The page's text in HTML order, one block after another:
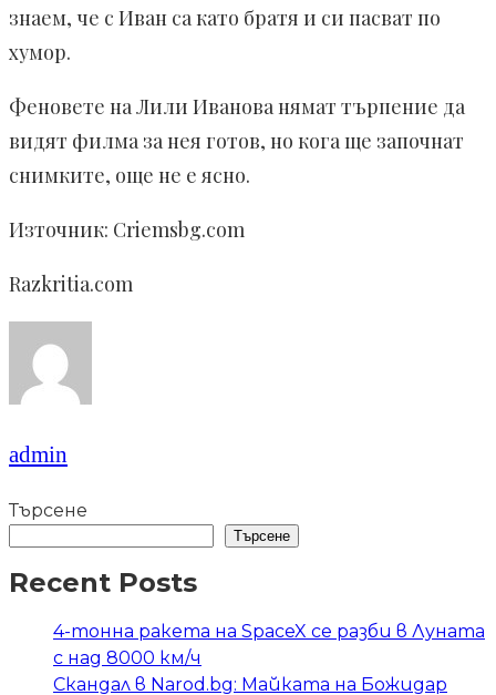
знаем, че с Иван са като братя и си пасват по
хумор.
Феновете на Лили Иванова нямат търпение да
видят филма за нея готов, но кога ще започнат
снимките, още не е ясно.
Източник: Criemsbg.com
Razkritia.com
admin
Търсене
Търсене
Recent Posts
4-тонна ракета на SpaceX се разби в Луната
с над 8000 км/ч
Скандал в Narod.bg: Майката на Божидар